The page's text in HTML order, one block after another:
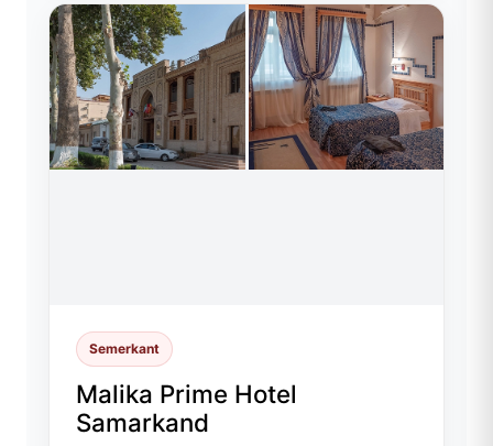
Semerkant
Malika Prime Hotel
Samarkand